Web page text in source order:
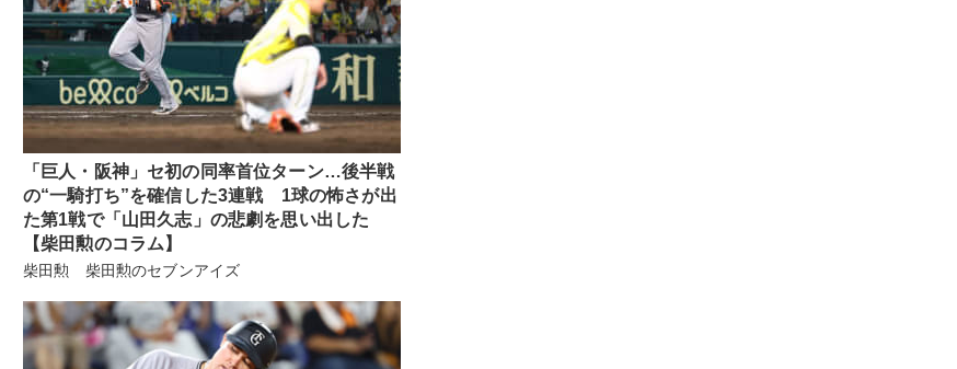
「巨人・阪神」セ初の同率首位ターン…後半戦
の“一騎打ち”を確信した3連戦 1球の怖さが出
た第1戦で「山田久志」の悲劇を思い出した
【柴田勲のコラム】
柴田勲 柴田勲のセブンアイズ